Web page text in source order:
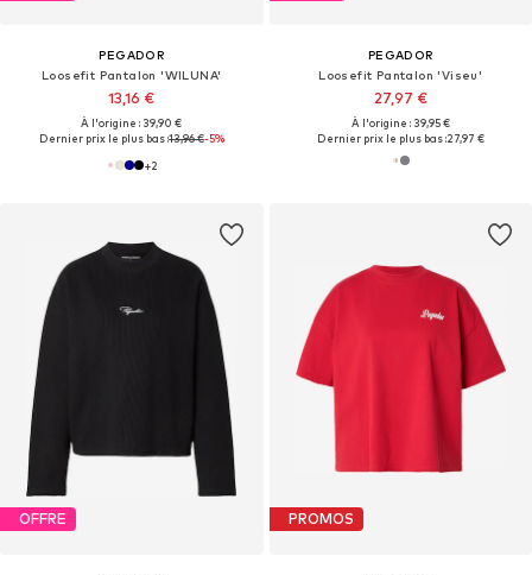
PEGADOR
Loosefit Pantalon 'WILUNA'
13,16 €
À l'origine : 39,90 €
Dernier prix le plus bas :13,96 €-5%
+2
PEGADOR
Loosefit Pantalon 'Viseu'
27,97 €
À l'origine : 39,95 €
Dernier prix le plus bas :27,97 €
OFFRE PROMOS